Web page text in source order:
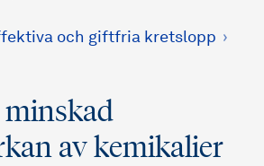
och giftfria kretslopp
av kemikalier